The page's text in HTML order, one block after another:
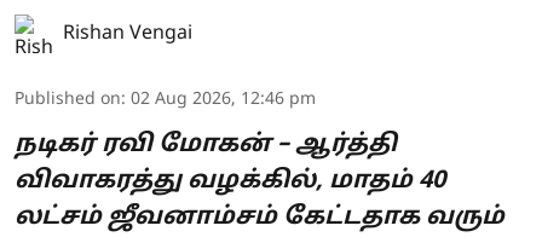
Rishan Vengai
Published on: 02 Aug 2026, 12:46 pm
நடிகர் ரவி மோகன் – ஆர்த்தி
விவாகரத்து வழக்கில், மாதம் 40
லட்சம் ஜீவனாம்சம் கேட்டதாக வரும்